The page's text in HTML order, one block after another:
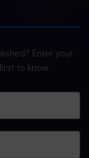
Enter your
to know.